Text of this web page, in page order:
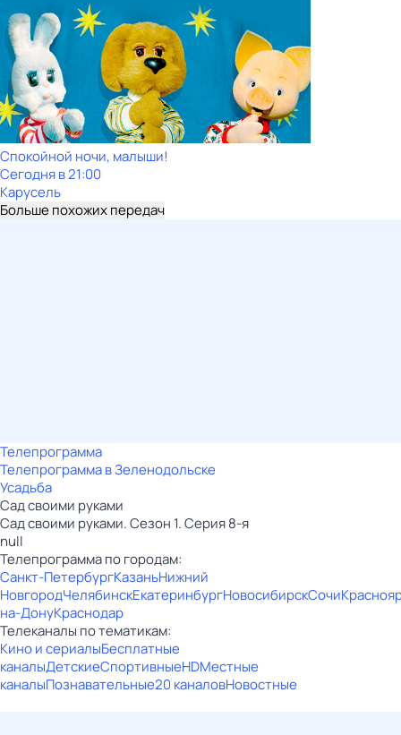
Спокойной ночи, малыши!
Сегодня в 21:00
Карусель
Больше похожих передач
Телепрограмма
Телепрограмма в Зеленодольске
Усадьба
Сад своими руками
Сад своими руками. Сезон 1. Серия 8-я
null
Телепрограмма по городам:
Санкт-ПетербургКазаньНижний
НовгородЧелябинскЕкатеринбургНовосибирскСочи
на-ДонуКраснодар
Телеканалы по тематикам:
Кино и сериалыБесплатные
каналыДетскиеСпортивныеHDМестные
каналыПознавательные20 каналовНовостные